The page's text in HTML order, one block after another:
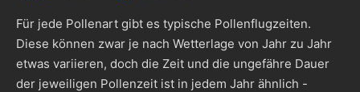
Für jede Pollenart gibt es typische Pollenflugzeiten.
Diese können zwar je nach Wetterlage von Jahr zu Jahr
etwas variieren, doch die Zeit und die ungefähre Dauer
der jeweiligen Pollenzeit ist in jedem Jahr ähnlich -